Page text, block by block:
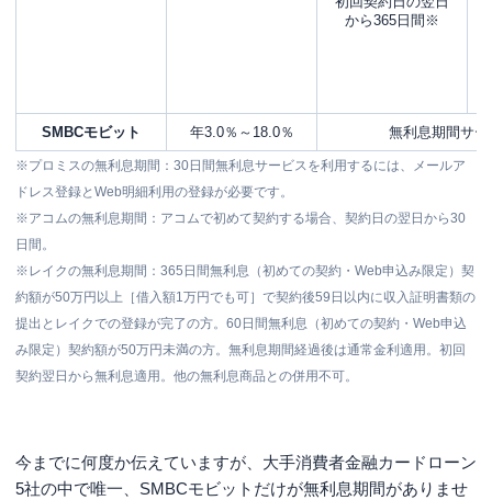
から365日間※
SMBCモビット 年3.0％～18.0％ 無利息期間サ
※プロミスの無利息期間：30日間無利息サービスを利用するには、メールア
ドレス登録とWeb明細利用の登録が必要です。
※アコムの無利息期間：アコムで初めて契約する場合、契約日の翌日から30
日間。
※レイクの無利息期間：365日間無利息（初めての契約・Web申込み限定）契
約額が50万円以上［借入額1万円でも可］で契約後59日以内に収入証明書類の
提出とレイクでの登録が完了の方。60日間無利息（初めての契約・Web申込
み限定）契約額が50万円未満の方。無利息期間経過後は通常金利適用。初回
契約翌日から無利息適用。他の無利息商品との併用不可。
今までに何度か伝えていますが、大手消費者金融カードローン
5社の中で唯一、SMBCモビットだけが無利息期間がありませ